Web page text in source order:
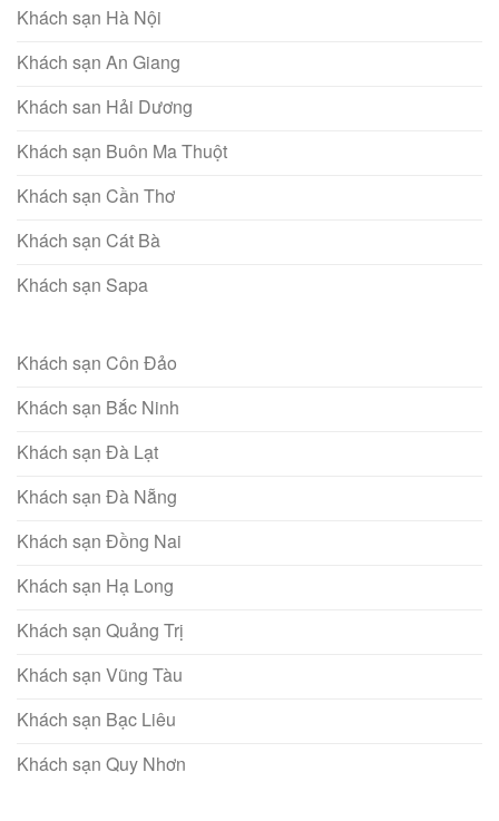
Khách sạn Hà Nội
Khách sạn An Giang
Khách san Hải Dương
Khách sạn Buôn Ma Thuột
Khách sạn Cần Thơ
Khách sạn Cát Bà
Khách sạn Sapa
Khách sạn Côn Đảo
Khách sạn Bắc Ninh
Khách sạn Đà Lạt
Khách sạn Đà Nẵng
Khách sạn Đồng Nai
Khách sạn Hạ Long
Khách sạn Quảng Trị
Khách sạn Vũng Tàu
Khách sạn Bạc Liêu
Khách sạn Quy Nhơn